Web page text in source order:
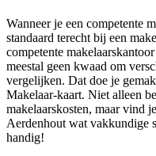
Wanneer je een competente
standaard terecht bij een
competente
meestal geen kwaad om
vergelijken. Dat doe je
Makelaar-kaart. Niet alleen
makelaarskosten, maar vind
Aerdenhout wat vakkundige
handig!